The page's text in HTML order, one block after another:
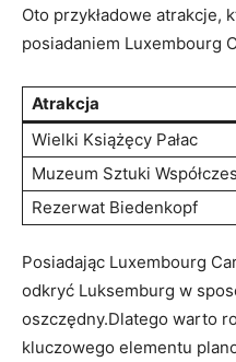
Oto przykładowe atrakcje,
posiadaniem Luxembourg⁤
Atrakcja
Wielki Książęcy Pałac
Muzeum Sztuki
Rezerwat Biedenkopf
Posiadając Luxembourg
odkryć ‍Luksemburg‍ w
oszczędny.Dlatego warto
kluczowego elementu